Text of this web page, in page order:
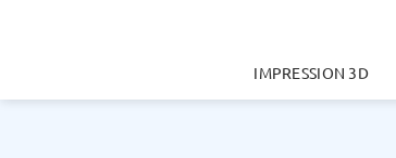
IMPRESSION 3D